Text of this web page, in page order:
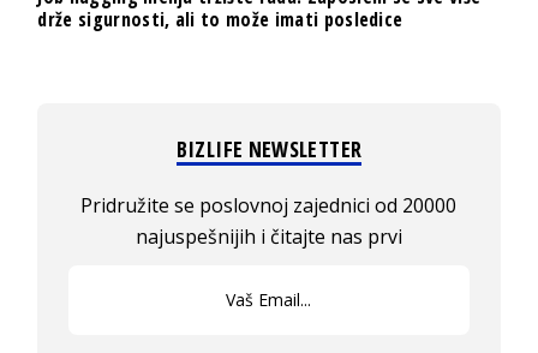
drže sigurnosti, ali to može imati posledice
BIZLIFE NEWSLETTER
Pridružite se poslovnoj zajednici od 20000
najuspešnijih i čitajte nas prvi